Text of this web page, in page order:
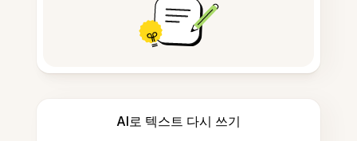
AI로 텍스트 다시 쓰기